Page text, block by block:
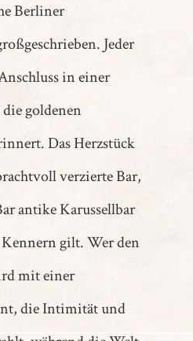
Berliner
Jeder
in einer
goldenen
Das Herzstück
verzierte Bar,
antike Karussellbar
gilt. Wer den
mit einer
die Intimität und